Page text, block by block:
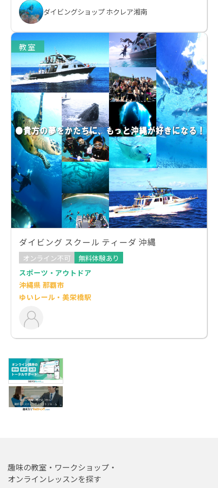
ダイビングショップ ホクレア湘南
教室
ダイビング スクール ティーダ 沖縄
オンライン不可
無料体験あり
スポーツ・アウトドア
沖縄県 那覇市
ゆいレール・美栄橋駅
趣味の教室・ワークショップ・
オンラインレッスンを探す